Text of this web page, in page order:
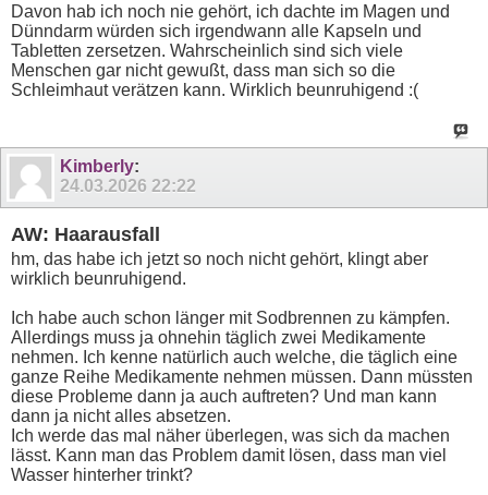
Davon hab ich noch nie gehört, ich dachte im Magen und
Dünndarm würden sich irgendwann alle Kapseln und
Tabletten zersetzen. Wahrscheinlich sind sich viele
Menschen gar nicht gewußt, dass man sich so die
Schleimhaut verätzen kann. Wirklich beunruhigend :(
Kimberly:
24.03.2026 22:22
AW: Haarausfall
hm, das habe ich jetzt so noch nicht gehört, klingt aber
wirklich beunruhigend.
Ich habe auch schon länger mit Sodbrennen zu kämpfen.
Allerdings muss ja ohnehin täglich zwei Medikamente
nehmen. Ich kenne natürlich auch welche, die täglich eine
ganze Reihe Medikamente nehmen müssen. Dann müssten
diese Probleme dann ja auch auftreten? Und man kann
dann ja nicht alles absetzen.
Ich werde das mal näher überlegen, was sich da machen
lässt. Kann man das Problem damit lösen, dass man viel
Wasser hinterher trinkt?